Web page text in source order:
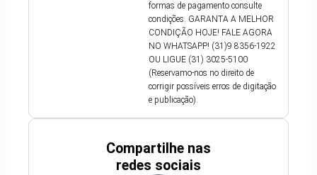
formas de pagamento consulte
condições. GARANTA A MELHOR
CONDIÇÃO HOJE! FALE AGORA
NO WHATSAPP! (31)9 8356-1922
OU LIGUE (31) 3025-5100
(Reservamo-nos no direito de
corrigir possíveis erros de digitação
e publicação).
Compartilhe nas
redes sociais